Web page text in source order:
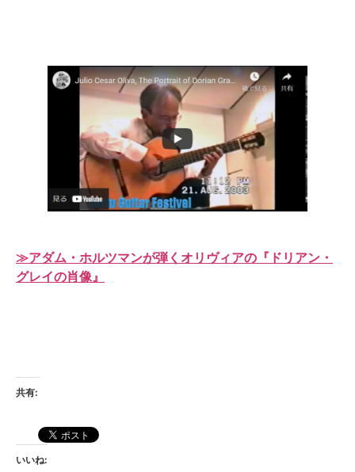
≫アダム・ホルツマンが弾くオリヴィアの『ドリアン・
グレイの肖像』
共有:
いいね: